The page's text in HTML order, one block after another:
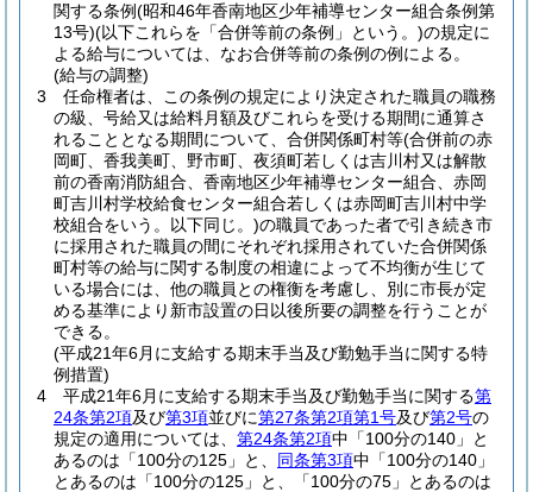
関する条例(昭和46年香南地区少年補導センター組合条例第
13号)(以下これらを「合併等前の条例」という。)の規定に
よる給与については、なお合併等前の条例の例による。
(給与の調整)
3
任命権者は、この条例の規定により決定された職員の職務
の級、号給又は給料月額及びこれらを受ける期間に通算さ
れることとなる期間について、合併関係町村等(合併前の赤
岡町、香我美町、野市町、夜須町若しくは吉川村又は解散
前の香南消防組合、香南地区少年補導センター組合、赤岡
町吉川村学校給食センター組合若しくは赤岡町吉川村中学
校組合をいう。以下同じ。)の職員であった者で引き続き市
に採用された職員の間にそれぞれ採用されていた合併関係
町村等の給与に関する制度の相違によって不均衡が生じて
いる場合には、他の職員との権衡を考慮し、別に市長が定
める基準により新市設置の日以後所要の調整を行うことが
できる。
(平成21年6月に支給する期末手当及び勤勉手当に関する特
例措置)
4
平成21年6月に支給する期末手当及び勤勉手当に関する第
24条第2項及び第3項並びに第27条第2項第1号及び第2号の
規定の適用については、 第24条第2項中「100分の140」と
あるのは「100分の125」と、 同条第3項中「100分の140」
とあるのは「100分の125」と、「100分の75」とあるのは